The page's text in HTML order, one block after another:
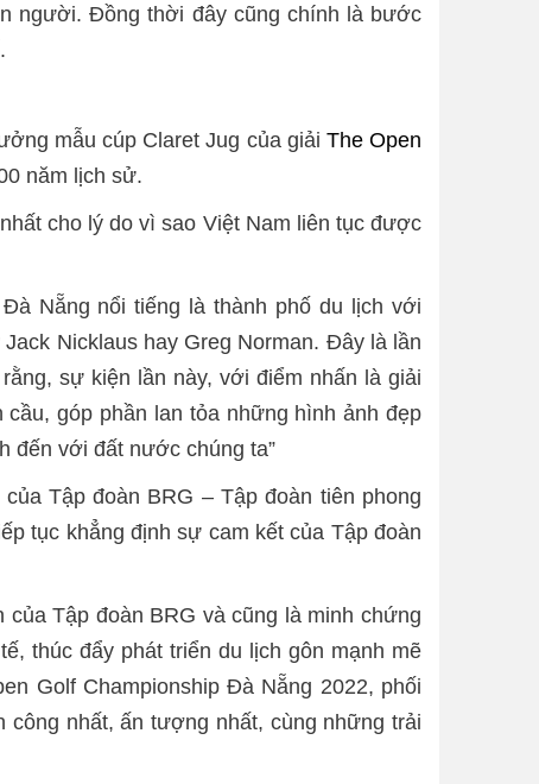
người. Đồng thời đây cũng chính là bước
mẫu cúp Claret Jug của giải The Open
năm lịch sử.
cho lý do vì sao Việt Nam liên tục được
Nẵng nổi tiếng là thành phố du lịch với
Nicklaus hay Greg Norman. Đây là lần
sự kiện lần này, với điểm nhấn là giải
góp phần lan tỏa những hình ảnh đẹp
đến với đất nước chúng ta”
Tập đoàn BRG – Tập đoàn tiên phong
tục khẳng định sự cam kết của Tập đoàn
Tập đoàn BRG và cũng là minh chứng
thúc đẩy phát triển du lịch gôn mạnh mẽ
Golf Championship Đà Nẵng 2022, phối
công nhất, ấn tượng nhất, cùng những trải